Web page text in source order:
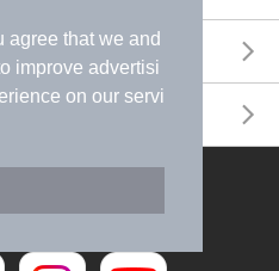
agree that we and
improve advertisi
on our servi
ウントをフォローして
ン情報を受け取ろう